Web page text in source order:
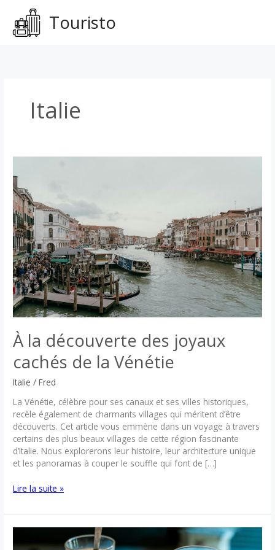
contenu
Touristo
Italie
À la découverte des joyaux
cachés de la Vénétie
Italie /Fred
La Vénétie, célèbre pour ses canaux et ses villes historiques,
recèle également de charmants villages qui méritent d’être
découverts. Cet article vous emmène dans un voyage à travers
certains des plus beaux villages de cette région fascinante
d’Italie. Nous explorerons leur histoire, leur architecture unique
et les panoramas à couper le souffle qui font de […]
À
découverte
des
Lire la suite »